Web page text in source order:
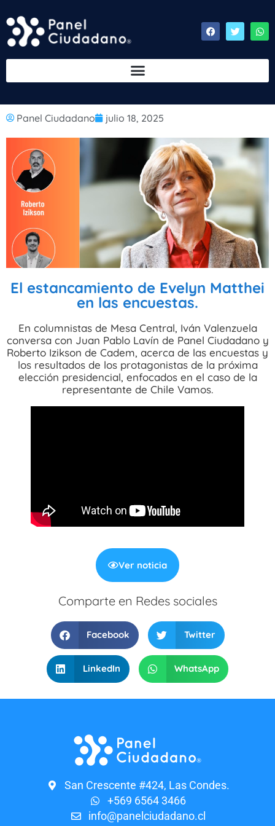
Panel Ciudadano julio 18, 2025
El estancamiento de Evelyn Matthei
en las encuestas.
En columnistas de Mesa Central, Iván Valenzuela
conversa con Juan Pablo Lavín de Panel Ciudadano y
Roberto Izikson de Cadem, acerca de las encuestas y
los resultados de los protagonistas de la próxima
elección presidencial, enfocados en el caso de la
representante de Chile Vamos.
Ver noticia
Comparte en Redes sociales
Facebook Twitter
LinkedIn WhatsApp
San Crescente #424, Las Condes.
+569 6564 3466
info@panelciudadano.cl